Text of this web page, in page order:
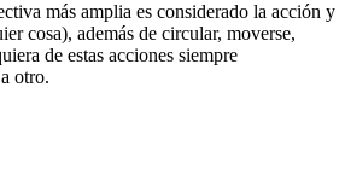
más amplia es considerado la acción y
cosa), además de circular, moverse,
de estas acciones siempre
otro.